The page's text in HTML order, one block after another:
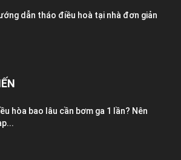
dẫn tháo điều hoà tại nhà đơn giản
hòa bao lâu cần bơm ga 1 lần? Nên